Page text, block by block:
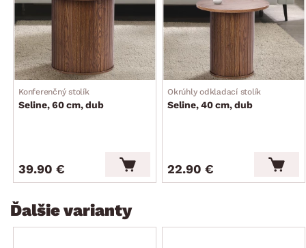
Konferenčný stolík
Seline, 60 cm, dub
39.90 €
Okrúhly odkladací stolík
Seline, 40 cm, dub
22.90 €
Ďalšie varianty